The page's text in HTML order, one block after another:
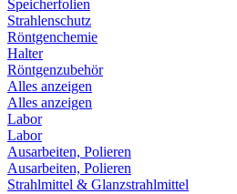
Speicherfolien
Strahlenschutz
Röntgenchemie
Halter
Röntgenzubehör
Alles anzeigen
Alles anzeigen
Labor
Labor
Ausarbeiten, Polieren
Ausarbeiten, Polieren
Strahlmittel & Glanzstrahlmittel